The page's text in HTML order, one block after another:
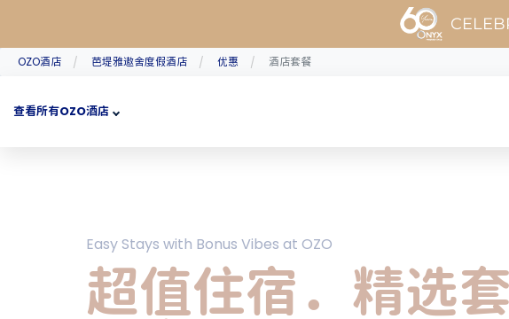
OZO酒店 芭堤雅遨舍度假酒店 优惠 酒店套餐
查看所有OZO酒店
Easy Stays with Bonus Vibes at OZO
超值住宿．精选套